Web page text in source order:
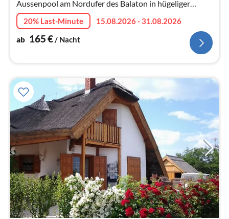
Aussenpool am Nordufer des Balaton in hügeliger
Landschaft von Balatonederics
20% Last-Minute
15.08.2026 - 31.08.2026
ab 165€/ Nacht